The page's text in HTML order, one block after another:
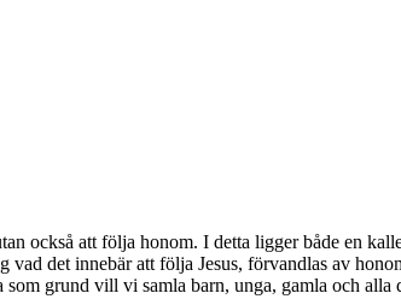
också att följa honom. I detta ligger både en
vad det innebär att följa Jesus, förvandlas av
grund vill vi samla barn, unga, gamla och